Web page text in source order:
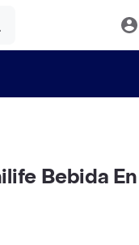
Bebida